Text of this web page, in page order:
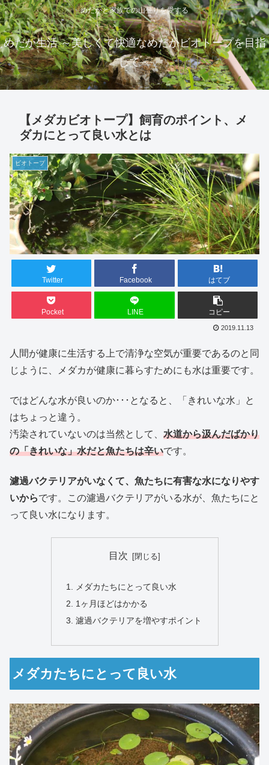
めだかと家族での山登りを愛する
めだか生活 ～美しくて快適なめだかビオトープを目指
して～
【メダカビオトープ】飼育のポイント、メ
ダカにとって良い水とは
ビオトープ
Twitter Facebook はてブ
Pocket LINE コピー
2019.11.13
人間が健康に生活する上で清浄な空気が重要であるのと同
じように、メダカが健康に暮らすためにも水は重要です。
ではどんな水が良いのか･･･となると、「きれいな水」と
はちょっと違う。
汚染されていないのは当然として、 水道から汲んだばかり
の「きれいな」水だと魚たちは辛いです。
濾過バクテリアがいなくて、魚たちに有害な水になりやす
いからです。この濾過バクテリアがいる水が、魚たちにと
って良い水になります。
目次
メダカたちにとって良い水
1ヶ月ほどはかかる
濾過バクテリアを増やすポイント
メダカたちにとって良い水